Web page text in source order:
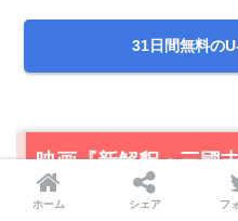
31日間無料の
映画『新解釈・三國
やPandoraではなく
ホーム シェア フ